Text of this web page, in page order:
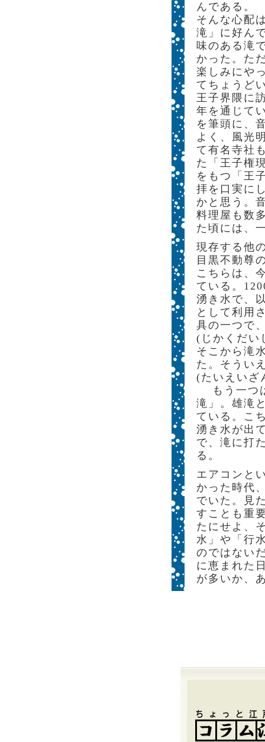
んである。
そんな心配
滝」に好ん
味のある滝
かった。た
楽しみにや
てちょうど
王子界隈に
年を通じて
を筆頭に、
よく、風光
て有名寺社
た「王子権
をもつ「王
拝を口実に
かと思う。
料理屋も数
た頃には、
現存する他
目黒不動尊
こちらは、
ている。
湧き水で、
として利用
具の一つで
(じかくだい
そこから滝
た。そうい
(たいえいざ
もう一つ
滝」。雄滝
ている。こ
湧き水が出
で、滝に打
る。
エアコンと
かった時代
でいた。見
すことも重
たにせよ、
水」や「行
のではない
に恵まれた
が多いか、